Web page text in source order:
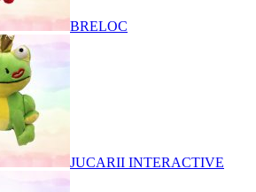
BRELOC
JUCARII INTERACTIVE